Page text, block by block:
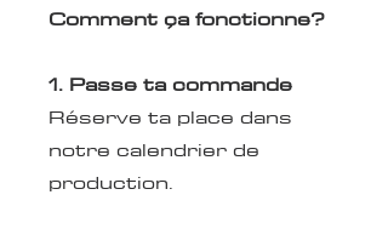
Comment ça fonctionne?
1. Passe ta commande
Réserve ta place dans
notre calendrier de
production.